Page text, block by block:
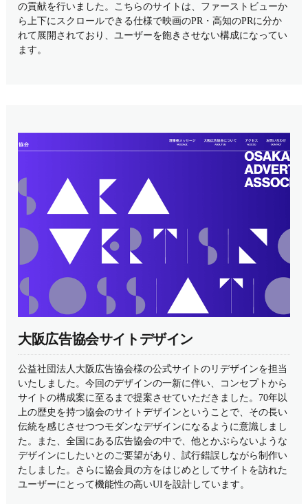
の貢献を行いました。こちらのサイトは、ファーストビューか
ら上下にスクロールできる仕様で映画のPR・高知のPRに分か
れて展開されており、ユーザーを飽きさせない構成になってい
ます。
大阪広告協会サイトデザイン
公益社団法人大阪広告協会様の公式サイトのリデザインを担当
いたしました。今回のデザインの一新に伴い、コンセプトから
サイトの構成案に至るまで提案させていただきました。70年以
上の歴史を持つ協会のサイトデザインということで、その長い
伝統を感じさせつつモダンなデザインになるように意識しまし
た。また、全国にある広告協会の中で、他とかぶらないような
デザインにしたいとのご要望があり、試行錯誤しながら制作い
たしました。さらに協会員の方をはじめとしてサイトを訪れた
ユーザーにとって機能性の高いUIを設計しています。